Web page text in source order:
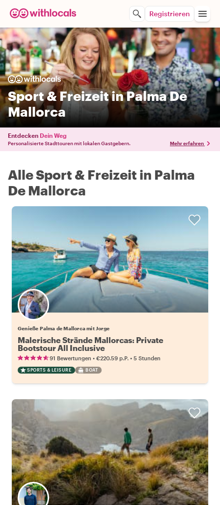
Registrieren
Sport & Freizeit in Palma De
Mallorca
Entdecken Dein Weg
Personalisierte Stadttouren mit lokalen Gastgebern. Mehr erfahren
Alle Sport & Freizeit in Palma
De Mallorca
Genieße Palma de Mallorca mit Jorge
Malerische Strände Mallorcas: Private
Bootstour All Inclusive
91 Bewertungen • €220.59 p.P. • 5 Stunden
SPORTS & LEISURE BOAT